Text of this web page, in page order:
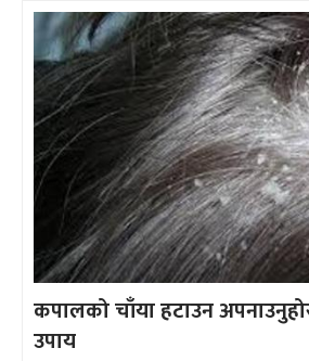
कपालको चाँया हटाउन
उपाय